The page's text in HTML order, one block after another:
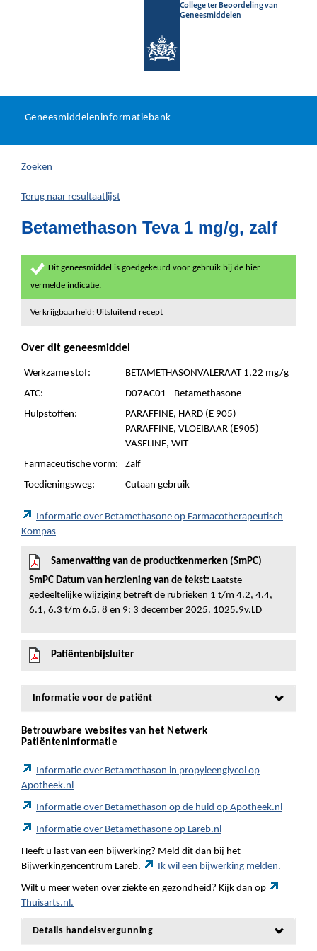
College ter Beoordeling van
Geneesmiddelen
U
hier:
Geneesmiddeleninformatiebank
Zoeken
Terug naar resultaatlijst
Betamethason Teva 1 mg/g, zalf
Dit geneesmiddel is goedgekeurd voor gebruik bij de hier
vermelde indicatie.
Verkrijgbaarheid: Uitsluitend recept
Over dit geneesmiddel
Werkzame stof:
BETAMETHASONVALERAAT 1,22 mg/g
ATC:
D07AC01 - Betamethasone
Hulpstoffen:
PARAFFINE, HARD (E 905)
PARAFFINE, VLOEIBAAR (E905)
VASELINE, WIT
Farmaceutische vorm:
Zalf
Toedieningsweg:
Cutaan gebruik
Informatie over Betamethasone op Farmacotherapeutisch
Kompas
Samenvatting van de productkenmerken (SmPC)
SmPC Datum van herziening van de tekst: Laatste
gedeeltelijke wijziging betreft de rubrieken 1 t/m 4.2, 4.4,
6.1, 6.3 t/m 6.5, 8 en 9: 3 december 2025. 1025.9v.LD
Patiëntenbijsluiter
Informatie voor de patiënt
Betrouwbare websites van het Netwerk
Patiënteninformatie
Informatie over Betamethason in propyleenglycol op
Apotheek.nl
Informatie over Betamethason op de huid op Apotheek.nl
Informatie over Betamethasone op Lareb.nl
Heeft u last van een bijwerking? Meld dit dan bij het
Bijwerkingencentrum Lareb.
Ik wil een bijwerking melden.
Wilt u meer weten over ziekte en gezondheid? Kijk dan op
Thuisarts.nl.
Details handelsvergunning